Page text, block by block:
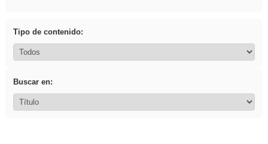
Tipo de contenido:
Buscar en: